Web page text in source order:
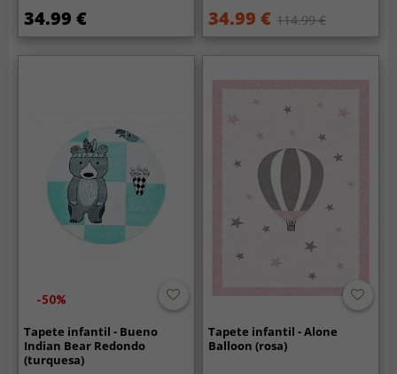
34.99 € 34.99 € 114.99 €
-50%
Tapete infantil - Bueno
Indian Bear Redondo
(turquesa)
Tapete infantil - Alone
Balloon (rosa)